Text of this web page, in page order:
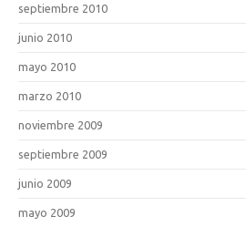
septiembre 2010
junio 2010
mayo 2010
marzo 2010
noviembre 2009
septiembre 2009
junio 2009
mayo 2009